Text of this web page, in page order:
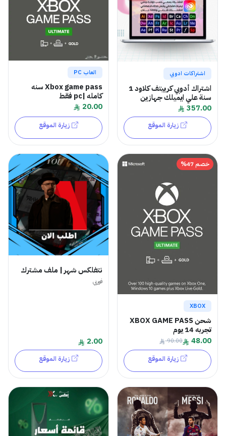
اشتراكات ادوبي
اشتراك أدوبي كرييتف كلاود 1
سنة علي ايميلك جهازين
357.00
زيارة الموقع
العاب PC
Xbox game pass سنه
كامله |pc فقط
20.00
زيارة الموقع
خصم 47%
XBOX
شحن XBOX GAME PASS
تجربه 14 يوم
48.00
90.00
زيارة الموقع
نتفلكس شهر | ملف مشترك
فوريي
2.00
زيارة الموقع